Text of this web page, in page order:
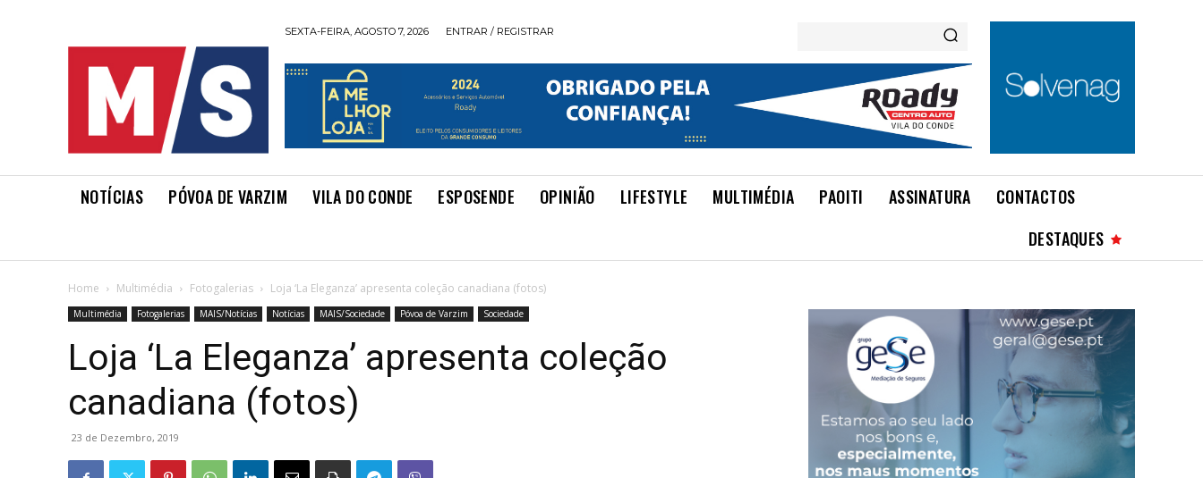
SEXTA-FEIRA, AGOSTO 7, 2026 ENTRAR / REGISTRAR
NOTÍCIAS PÓVOA DE VARZIM VILA DO CONDE ESPOSENDE OPINIÃO LIFESTYLE MULTIMÉDIA PAOITI ASSINATURA
CONTACTOS
DESTAQUES
Home Multimédia Fotogalerias Loja ‘La Eleganza’ apresenta coleção canadiana (fotos)
Multimédia Fotogalerias MAIS/Notícias Notícias MAIS/Sociedade Póvoa de Varzim Sociedade
Loja ‘La Eleganza’ apresenta coleção
canadiana (fotos)
23 de Dezembro, 2019